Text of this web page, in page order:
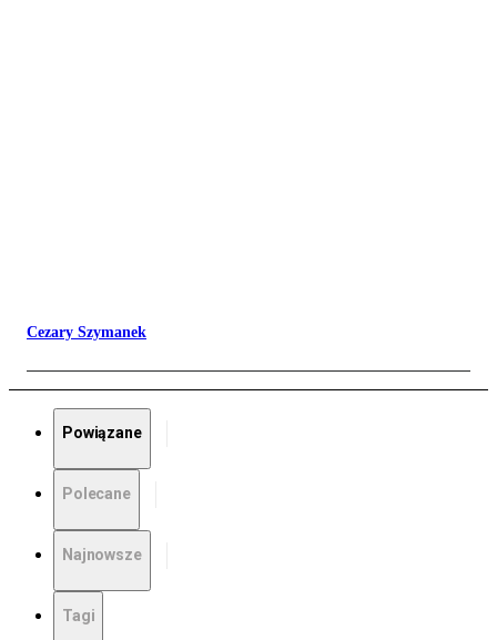
Cezary Szymanek
Powiązane
Polecane
Najnowsze
Tagi